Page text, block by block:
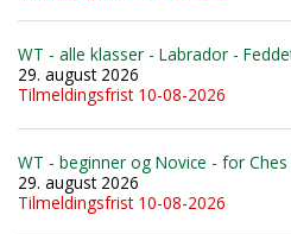
WT - alle klasser - Labrador -
29. august 2026
Tilmeldingsfrist 10-08-2026
WT - beginner og Novice - for
29. august 2026
Tilmeldingsfrist 10-08-2026